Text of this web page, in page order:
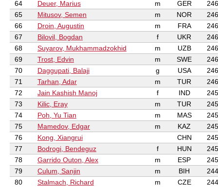
64
Deuer, Marius m GER
65
Mitusov, Semen m NOR
66
Droin, Augustin m FRA
67
Bilovil, Bogdan f UKR
68
Suyarov, Mukhammadzokhid m UZB
69
Trost, Edvin m SWE
70
Daggupati, Balaji g USA
71
Tarhan, Adar m TUR
72
Jain Kashish Manoj f IND
73
Kilic, Eray m TUR
74
Poh, Yu Tian m MAS
75
Mamedov, Edgar m KAZ
76
Kong, Xiangrui CHN
77
Bodrogi, Bendeguz f HUN
78
Garrido Outon, Alex m ESP
79
Culum, Sanjin m BIH
80
Stalmach, Richard m CZE